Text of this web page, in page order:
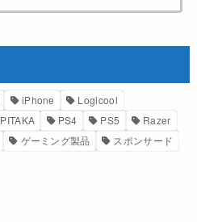
iPhone
Logicool
PITAKA PS4 PS5
Razer
ゲーミング製品
スポンサード